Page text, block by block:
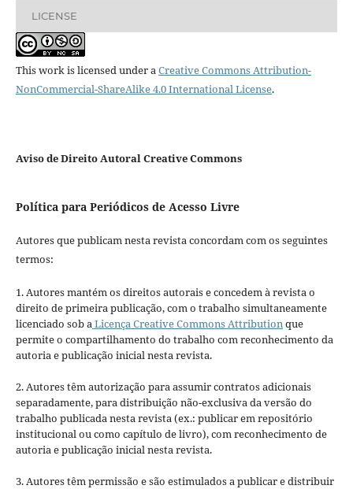
LICENSE
This work is licensed under aCreative Commons Attribution-
NonCommercial-ShareAlike 4.0 International License.
Aviso de Direito Autoral Creative Commons
Política para Periódicos de Acesso Livre
Autores que publicam nesta revista concordam com os seguintes
termos:
1. Autores mantém os direitos autorais e concedem à revista o
direito de primeira publicação, com o trabalho simultaneamente
licenciado sob aLicença Creative Commons Attributionque
permite o compartilhamento do trabalho com reconhecimento da
autoria e publicação inicial nesta revista.
2. Autores têm autorização para assumir contratos adicionais
separadamente, para distribuição não-exclusiva da versão do
trabalho publicada nesta revista (ex.: publicar em repositório
institucional ou como capítulo de livro), com reconhecimento de
autoria e publicação inicial nesta revista.
3. Autores têm permissão e são estimulados a publicar e distribuir